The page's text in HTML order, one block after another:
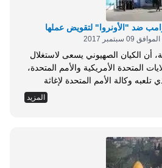
ضد "الأونروا" لتقويض عملها
أن الكيان الصهيوني يسعى لاستغلال
المتحدة الأمريكية والأمم المتحدة،
تلعبه وكالة الأمم المتحدة لإغاثة
وتشغيل اللاجئين الفلسطينيين الأونروا. وأوضحت التقارير، أن تلك
الأمريكية وأنها قيد الدراسة.
المزيد